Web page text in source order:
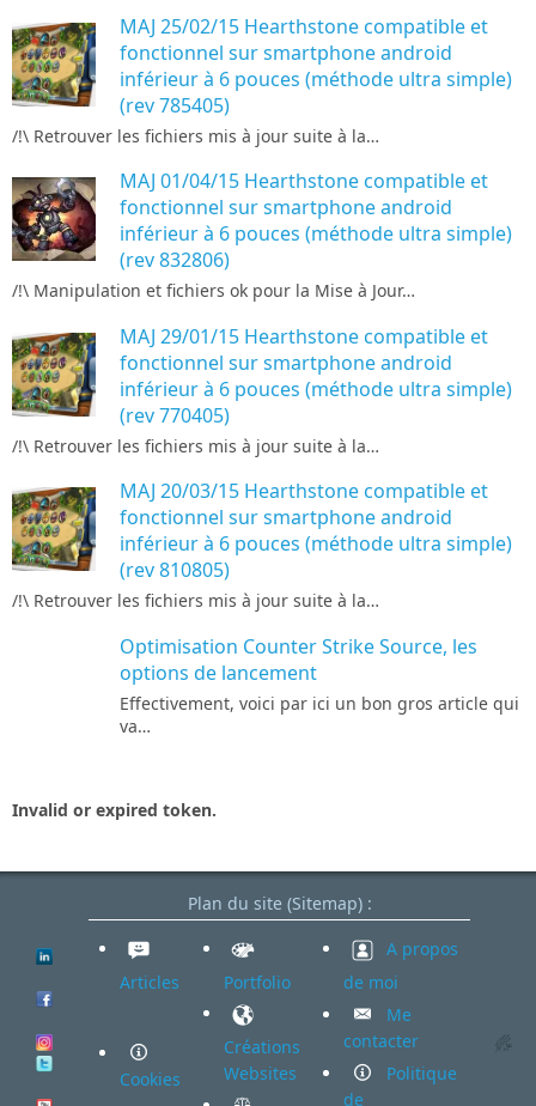
MAJ 25/02/15 Hearthstone compatible et
fonctionnel sur smartphone android
inférieur à 6 pouces (méthode ultra simple)
(rev 785405)
/!\ Retrouver les fichiers mis à jour suite à la…
MAJ 01/04/15 Hearthstone compatible et
fonctionnel sur smartphone android
inférieur à 6 pouces (méthode ultra simple)
(rev 832806)
/!\ Manipulation et fichiers ok pour la Mise à Jour…
MAJ 29/01/15 Hearthstone compatible et
fonctionnel sur smartphone android
inférieur à 6 pouces (méthode ultra simple)
(rev 770405)
/!\ Retrouver les fichiers mis à jour suite à la…
MAJ 20/03/15 Hearthstone compatible et
fonctionnel sur smartphone android
inférieur à 6 pouces (méthode ultra simple)
(rev 810805)
/!\ Retrouver les fichiers mis à jour suite à la…
Optimisation Counter Strike Source, les
options de lancement
Effectivement, voici par ici un bon gros article qui
va…
Invalid or expired token.
Plan du site (Sitemap) :
Articles
Cookies
Portfolio
Créations
Websites
A propos
de moi
Me
contacter
Politique
de